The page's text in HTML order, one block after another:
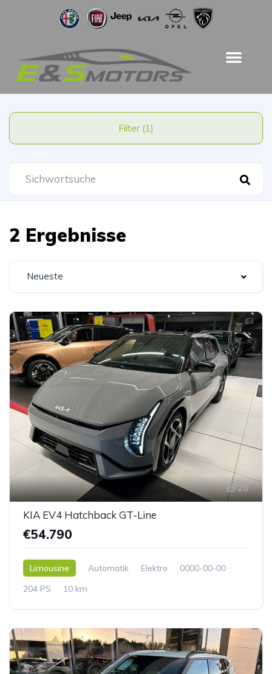
Filter (1)
2 Ergebnisse
Neueste
20
KIA EV4 Hatchback GT-Line
€54.790
Limousine Automatik Elektro
0000-00-00
204 PS
10 km